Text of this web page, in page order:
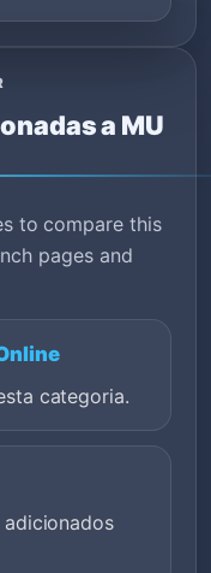
a MU
to compare this
pages and
categoria.